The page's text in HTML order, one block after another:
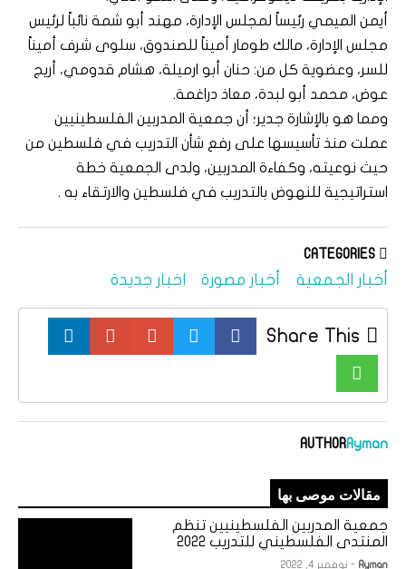
أيمن الميمي رئيساً لمجلس الإدارة، مهند أبو شمة نائباً لرئيس
مجلس الإدارة، مالك طومار أميناً للصندوق، سلوى شرف أميناً
للسر، وعضوية كل من: حنان أبو ارميلة، هشام قدومي، أريج
عوض، محمد أبو لبدة، معاذ دراغمة.
ومما هو بالإشارة جدير؛ أن جمعية المدربين الفلسطينيين
عملت منذ تأسيسها على رفع شأن التدريب في فلسطين من
حيث نوعيته، وكفاءة المدربين، ولدى الجمعية خطة
استراتيجية للنهوض بالتدريب في فلسطين والارتقاء به .
أخبار الجمعية أخبار مصورة اخبار جديدة
AUTHORAyman
مقالات موصى بها
جمعية المدربين الفلسطينيين تنظم
المنتدى الفلسطيني للتدريب 2022
Ayman - نوفمبر 4, 2022